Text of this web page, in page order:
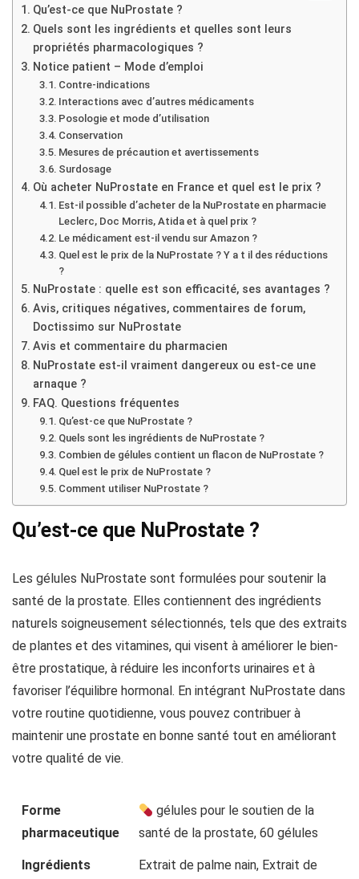
Qu’est-ce que NuProstate ?
Quels sont les ingrédients et quelles sont leurs
propriétés pharmacologiques ?
Notice patient – Mode d’emploi
Contre-indications
Interactions avec d’autres médicaments
Posologie et mode d’utilisation
Conservation
Mesures de précaution et avertissements
Surdosage
Où acheter NuProstate en France et quel est le prix ?
Est-il possible d’acheter de la NuProstate en pharmacie
Leclerc, Doc Morris, Atida et à quel prix ?
Le médicament est-il vendu sur Amazon ?
Quel est le prix de la NuProstate ? Y a t il des réductions
?
NuProstate : quelle est son efficacité, ses avantages ?
Avis, critiques négatives, commentaires de forum,
Doctissimo sur NuProstate
Avis et commentaire du pharmacien
NuProstate est-il vraiment dangereux ou est-ce une
arnaque ?
FAQ. Questions fréquentes
Qu’est-ce que NuProstate ?
Quels sont les ingrédients de NuProstate ?
Combien de gélules contient un flacon de NuProstate ?
Quel est le prix de NuProstate ?
Comment utiliser NuProstate ?
Qu’est-ce que NuProstate ?
Les gélules NuProstate sont formulées pour soutenir la
santé de la prostate. Elles contiennent des ingrédients
naturels soigneusement sélectionnés, tels que des extraits
de plantes et des vitamines, qui visent à améliorer le bien-
être prostatique, à réduire les inconforts urinaires et à
favoriser l’équilibre hormonal. En intégrant NuProstate dans
votre routine quotidienne, vous pouvez contribuer à
maintenir une prostate en bonne santé tout en améliorant
votre qualité de vie.
Forme
pharmaceutique
gélules pour le soutien de la
santé de la prostate, 60 gélules
Ingrédients
Extrait de palme nain, Extrait de